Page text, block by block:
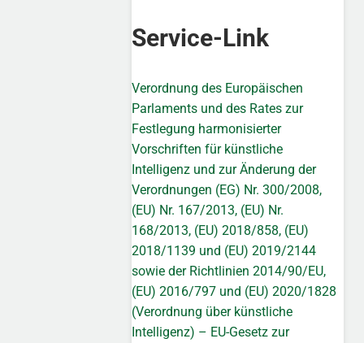
Service-Link
Verordnung des Europäischen
Parlaments und des Rates zur
Festlegung harmonisierter
Vorschriften für künstliche
Intelligenz und zur Änderung der
Verordnungen (EG) Nr. 300/2008,
(EU) Nr. 167/2013, (EU) Nr.
168/2013, (EU) 2018/858, (EU)
2018/1139 und (EU) 2019/2144
sowie der Richtlinien 2014/90/EU,
(EU) 2016/797 und (EU) 2020/1828
(Verordnung über künstliche
Intelligenz) – EU-Gesetz zur